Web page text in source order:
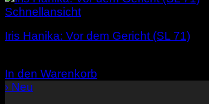
Schnellansicht
Iris Hanika: Vor dem Gericht (SL 71)
In den Warenkorb
› Neu